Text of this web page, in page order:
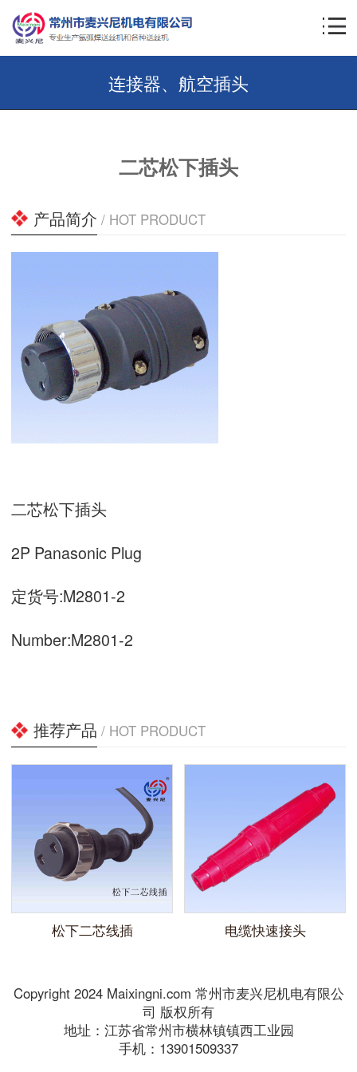
连接器、航空插头
二芯松下插头
产品简介 / HOT PRODUCT
二芯松下插头
2P Panasonic Plug
定货号:M2801-2
Number:M2801-2
推荐产品 / HOT PRODUCT
松下二芯线插 电缆快速接头
Copyright 2024 Maixingni.com 常州市麦兴尼机电有限公
司 版权所有
地址：江苏省常州市横林镇镇西工业园
手机：13901509337